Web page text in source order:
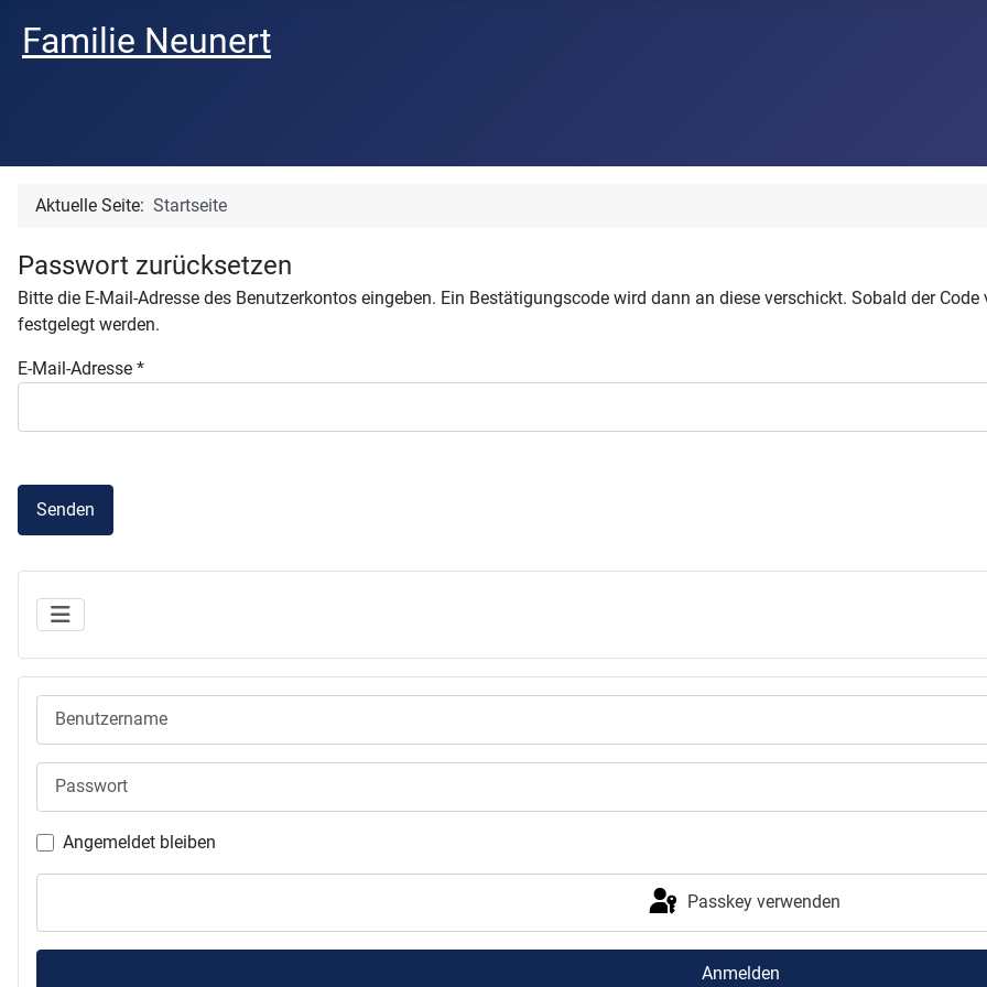
Familie Neunert
Angemeldet bleiben
Passkey verwenden
Anmelden
Aktuelle Seite: Startseite
Passwort zurücksetzen
Bitte die E-Mail-Adresse des Benutzerkontos eingeben. Ein Bestätigungscode wird dann an diese verschickt. Sobald der
festgelegt werden.
E-Mail-Adresse *
Senden